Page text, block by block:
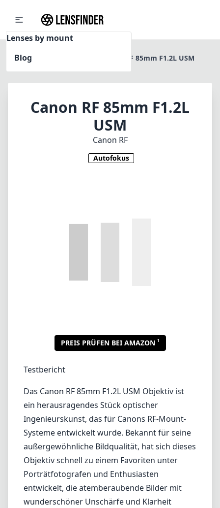
Lenses by mount
Blog
Home Canon RF 85mm F1.2L USM
Canon RF 85mm F1.2L
USM
Canon RF
Autofokus
PREIS PRÜFEN BEI AMAZON 1
Testbericht
Das Canon RF 85mm F1.2L USM Objektiv ist
ein herausragendes Stück optischer
Ingenieurskunst, das für Canons RF-Mount-
Systeme entwickelt wurde. Bekannt für seine
außergewöhnliche Bildqualität, hat sich dieses
Objektiv schnell zu einem Favoriten unter
Porträtfotografen und Enthusiasten
entwickelt, die atemberaubende Bilder mit
wunderschöner Unschärfe und Klarheit